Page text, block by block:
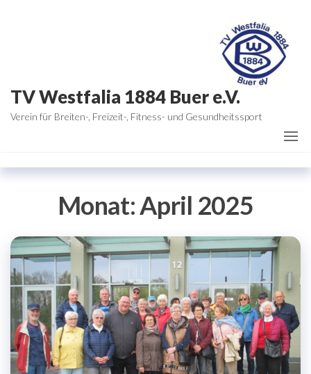
TV Westfalia 1884 Buer e.V.
Verein für Breiten-, Freizeit-, Fitness- und Gesundheitssport
Monat:April 2025